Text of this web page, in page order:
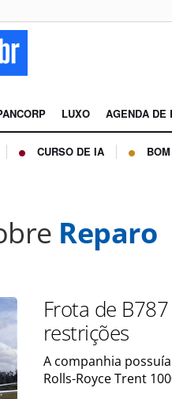
LUXO AGENDA DE
CURSO DE IA
Reparo
Frota de
restrições
A companhia
Rolls-Royce Trent